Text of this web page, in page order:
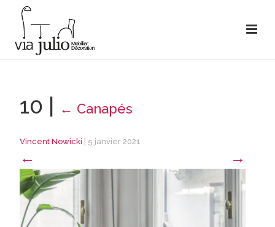
10 | ← Canapés
Vincent Nowicki 5 janvier 2021
← →